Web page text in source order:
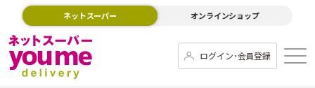
ネットスーパー オンラインショップ
ログイン･会員登録